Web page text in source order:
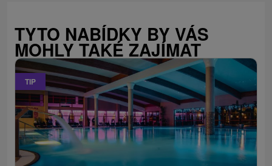
TYTO NABÍDKY BY VÁS
MOHLY TAKÉ ZAJÍMAT
TIP